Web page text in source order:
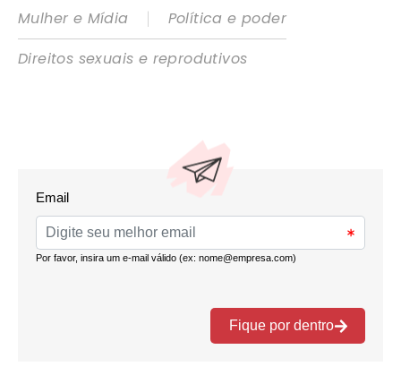
Mulher e Mídia
|
Política e poder
Direitos sexuais e reprodutivos